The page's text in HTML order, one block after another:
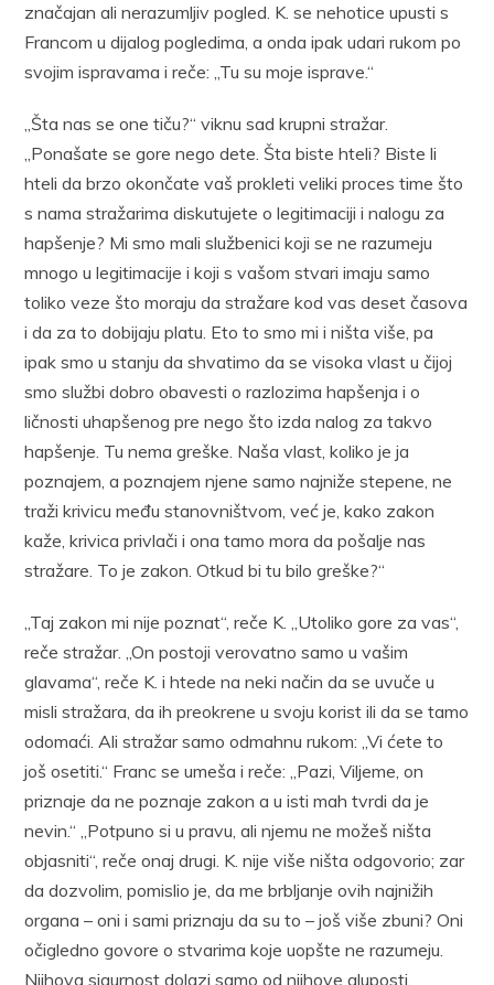
značajan ali nerazumljiv pogled. K. se nehotice upusti s
Francom u dijalog pogledima, a onda ipak udari rukom po
svojim ispravama i reče: „Tu su moje isprave.“
„Šta nas se one tiču?“ viknu sad krupni stražar.
„Ponašate se gore nego dete. Šta biste hteli? Biste li
hteli da brzo okončate vaš prokleti veliki proces time što
s nama stražarima diskutujete o legitimaciji i nalogu za
hapšenje? Mi smo mali službenici koji se ne razumeju
mnogo u legitimacije i koji s vašom stvari imaju samo
toliko veze što moraju da stražare kod vas deset časova
i da za to dobijaju platu. Eto to smo mi i ništa više, pa
ipak smo u stanju da shvatimo da se visoka vlast u čijoj
smo službi dobro obavesti o razlozima hapšenja i o
ličnosti uhapšenog pre nego što izda nalog za takvo
hapšenje. Tu nema greške. Naša vlast, koliko je ja
poznajem, a poznajem njene samo najniže stepene, ne
traži krivicu među stanovništvom, već je, kako zakon
kaže, krivica privlači i ona tamo mora da pošalje nas
stražare. To je zakon. Otkud bi tu bilo greške?“
„Taj zakon mi nije poznat“, reče K. „Utoliko gore za vas“,
reče stražar. „On postoji verovatno samo u vašim
glavama“, reče K. i htede na neki način da se uvuče u
misli stražara, da ih preokrene u svoju korist ili da se tamo
odomaći. Ali stražar samo odmahnu rukom: „Vi ćete to
još osetiti.“ Franc se umeša i reče: „Pazi, Viljeme, on
priznaje da ne poznaje zakon a u isti mah tvrdi da je
nevin.“ „Potpuno si u pravu, ali njemu ne možeš ništa
objasniti“, reče onaj drugi. K. nije više ništa odgovorio; zar
da dozvolim, pomislio je, da me brbljanje ovih najnižih
organa – oni i sami priznaju da su to – još više zbuni? Oni
očigledno govore o stvarima koje uopšte ne razumeju.
Njihova sigurnost dolazi samo od njihove gluposti.